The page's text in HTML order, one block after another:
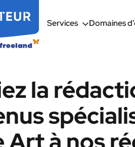
Services Domaines
la